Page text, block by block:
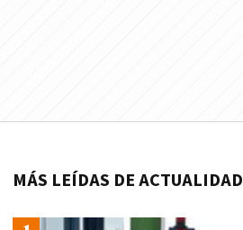
MÁS LEÍDAS DE ACTUALIDAD